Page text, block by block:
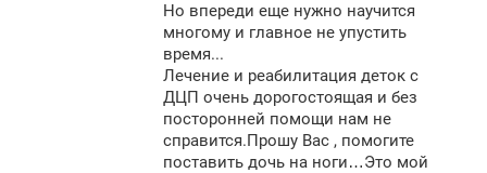
Но впереди еще нужно научится
многому и главное не упустить
время...
Лечение и реабилитация деток с
ДЦП очень дорогостоящая и без
посторонней помощи нам не
справится.Прошу Вас , помогите
поставить дочь на ноги…Это мой